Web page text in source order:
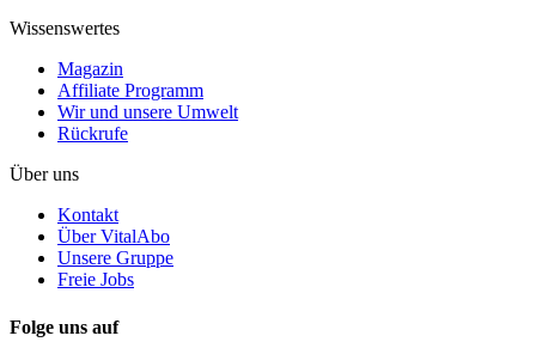
Wissenswertes
Magazin
Affiliate Programm
Wir und unsere Umwelt
Rückrufe
Über uns
Kontakt
Über VitalAbo
Unsere Gruppe
Freie Jobs
Folge uns auf